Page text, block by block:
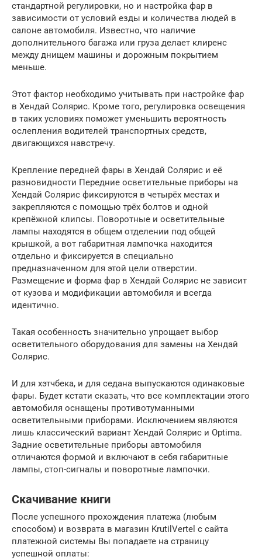
стандартной регулировки, но и настройка фар в
зависимости от условий езды и количества людей в
салоне автомобиля. Известно, что наличие
дополнительного багажа или груза делает клиренс
между днищем машины и дорожным покрытием
меньше.
Этот фактор необходимо учитывать при настройке фар
в Хендай Солярис. Кроме того, регулировка освещения
в таких условиях поможет уменьшить вероятность
ослепления водителей транспортных средств,
двигающихся навстречу.
Крепление передней фары в Хендай Солярис и её
разновидности Передние осветительные приборы на
Хендай Солярис фиксируются в четырёх местах и
закрепляются с помощью трёх болтов и одной
крепёжной клипсы. Поворотные и осветительные
лампы находятся в общем отделении под общей
крышкой, а вот габаритная лампочка находится
отдельно и фиксируется в специально
предназначенном для этой цели отверстии.
Размещение и форма фар в Хендай Солярис не зависит
от кузова и модификации автомобиля и всегда
идентично.
Такая особенность значительно упрощает выбор
осветительного оборудования для замены на Хендай
Солярис.
И для хэтчбека, и для седана выпускаются одинаковые
фары. Будет кстати сказать, что все комплектации этого
автомобиля оснащены противотуманными
осветительными приборами. Исключением являются
лишь классический вариант Хендай Солярис и Optima.
Задние осветительные приборы автомобиля
отличаются формой и включают в себя габаритные
лампы, стоп-сигналы и поворотные лампочки.
Скачивание книги
После успешного прохождения платежа (любым
способом) и возврата в магазин KrutilVertel с сайта
платежной системы Вы попадаете на страницу
успешной оплаты: